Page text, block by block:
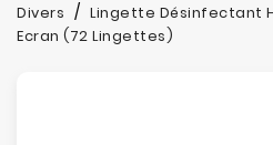
Téléphonie
Divers
Lingette Désinfectant
Ecran (72 Lingettes)